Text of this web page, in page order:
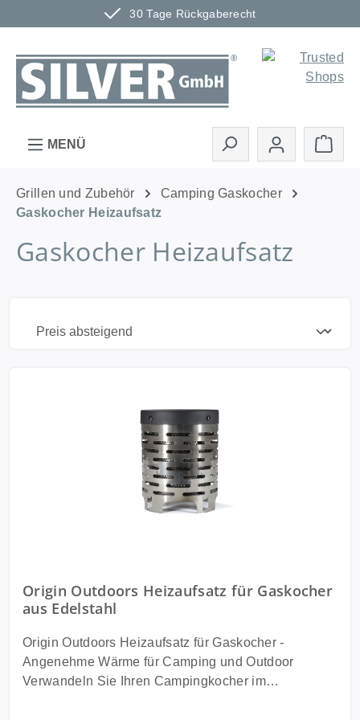
30 Tage Rückgaberecht
Zum Hauptinhalt springen
MENÜ
Grillen und Zubehör
Camping Gaskocher
Gaskocher Heizaufsatz
Gaskocher Heizaufsatz
Origin Outdoors Heizaufsatz für Gaskocher
aus Edelstahl
Origin Outdoors Heizaufsatz für Gaskocher -
Angenehme Wärme für Camping und Outdoor
Verwandeln Sie Ihren Campingkocher im